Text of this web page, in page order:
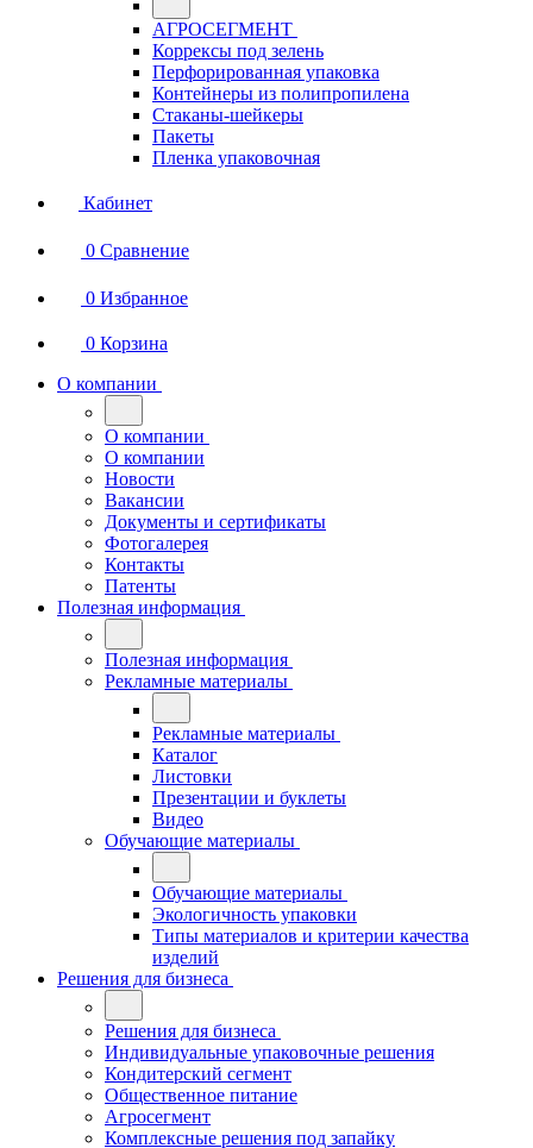
АГРОСЕГМЕНТ
Коррексы под зелень
Перфорированная упаковка
Контейнеры из полипропилена
Стаканы-шейкеры
Пакеты
Пленка упаковочная
Кабинет
0 Сравнение
0 Избранное
0 Корзина
О компании
О компании
О компании
Новости
Вакансии
Документы и сертификаты
Фотогалерея
Контакты
Патенты
Полезная информация
Полезная информация
Рекламные материалы
Рекламные материалы
Каталог
Листовки
Презентации и буклеты
Видео
Обучающие материалы
Обучающие материалы
Экологичность упаковки
Типы материалов и критерии качества
изделий
Решения для бизнеса
Решения для бизнеса
Индивидуальные упаковочные решения
Кондитерский сегмент
Общественное питание
Агросегмент
Комплексные решения под запайку